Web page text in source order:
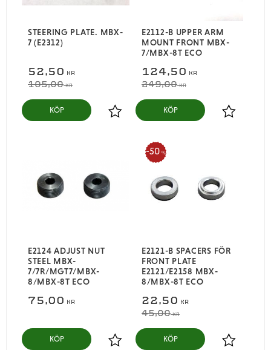
STEERING PLATE. MBX-
7 (E2312)
52,50 KR
105,00KR
Lägg till i favoriter
KÖP
E2112-B UPPER ARM
MOUNT FRONT MBX-
7/MBX-8T ECO
124,50 KR
249,00KR
Lägg till i
KÖP
E2124 ADJUST NUT
STEEL MBX-
7/7R/MGT7/MBX-
8/MBX-8T ECO
75,00 KR
Lägg till i favoriter
KÖP
E2121-B SPACERS FÖR
FRONT PLATE
E2121/E2158 MBX-
8/MBX-8T ECO
22,50 KR
45,00KR
50 %
Lägg till i
KÖP